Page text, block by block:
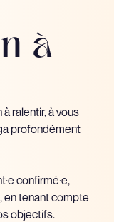
à
ralentir, à vous
profondément
confirmé·e,
en tenant compte
objectifs.